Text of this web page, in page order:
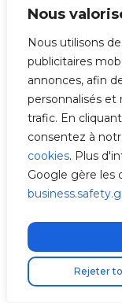
Nous
Nous utilisons
publicitaires
annonces, afin
personnalisés et
trafic. En
consentez à
cookies. Plus
Google gère les
Rejeter